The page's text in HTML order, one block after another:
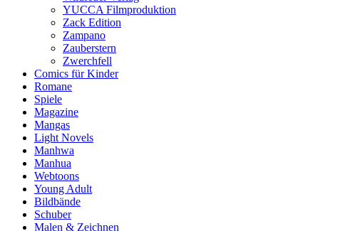
YUCCA Filmproduktion
Zack Edition
Zampano
Zauberstern
Zwerchfell
Comics für Kinder
Romane
Spiele
Magazine
Mangas
Light Novels
Manhwa
Manhua
Webtoons
Young Adult
Bildbände
Schuber
Malen & Zeichnen